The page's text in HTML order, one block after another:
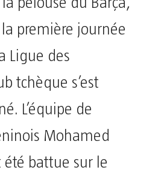
première journée
Ligue des
tchèque s’est
L’équipe de
Mohamed
battue sur le